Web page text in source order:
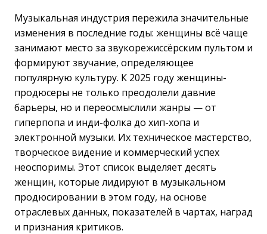
Музыкальная индустрия пережила значительные
изменения в последние годы: женщины всё чаще
занимают место за звукорежиссёрским пультом и
формируют звучание, определяющее
популярную культуру. К 2025 году женщины-
продюсеры не только преодолели давние
барьеры, но и переосмыслили жанры — от
гиперпопа и инди-фолка до хип-хопа и
электронной музыки. Их техническое мастерство,
творческое видение и коммерческий успех
неоспоримы. Этот список выделяет десять
женщин, которые лидируют в музыкальном
продюсировании в этом году, на основе
отраслевых данных, показателей в чартах, наград
и признания критиков.